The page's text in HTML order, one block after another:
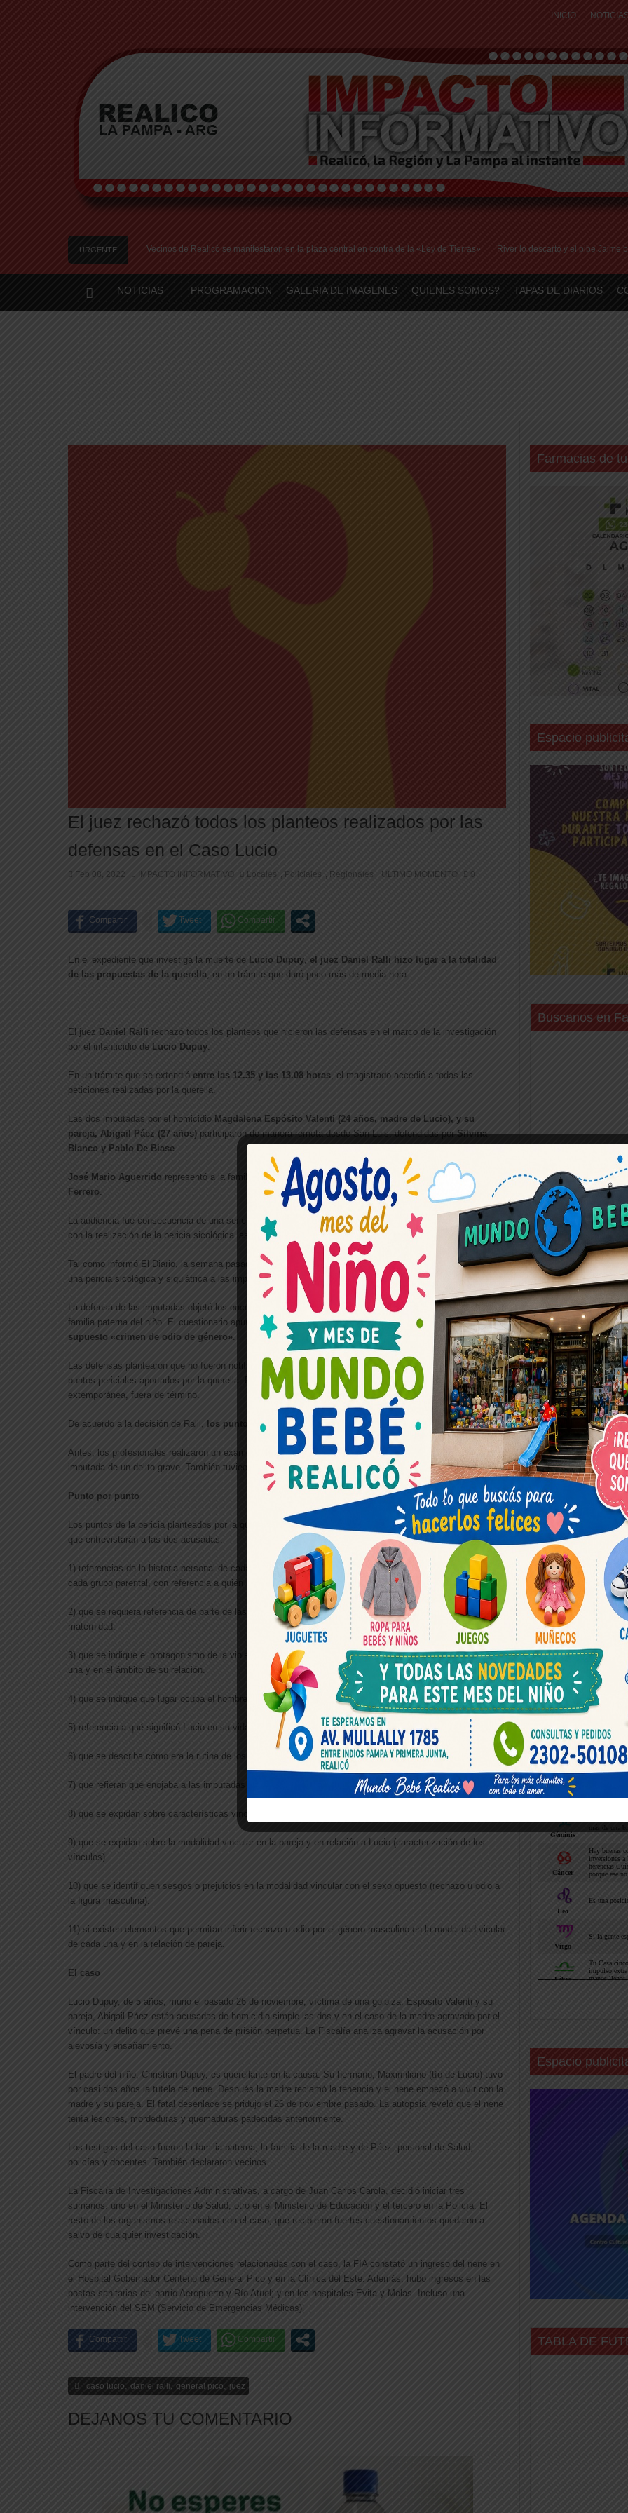
INICIO
URGENTE
en el Relleno Sanitario Vecinos de Realicó se manifestaron en la plaza central en contra de la «Ley de Tierras» River lo descartó y el pibe Jaime brilla
NOTICIAS PROGRAMACIÓN GALERIA DE IMAGENES QUIENES SOMOS? TAPAS DE DIARIOS
El juez rechazó todos los planteos realizados por las
defensas en el Caso Lucio
Feb 08, 2022 IMPACTO INFORMATIVO Locales Policiales Regionales ULTIMO MOMENTO 0
En el expediente que investiga la muerte de Lucio Dupuy el juez Daniel Ralli hizo lugar a la totalidad
de las propuestas de la querella , en un trámite que duró poco más de media hora.
El juez Daniel Ralli rechazó todos los planteos que hicieron las defensas en el marco de la investigación
por el infanticidio de Lucio Dupuy
En un trámite que se extendió entre las 12.35 y las 13.08 horas , el magistrado accedió a todas las
peticiones realizadas por la querella.
Las dos imputadas por el homicidio Magdalena Espósito Valenti (24 años, madre de Lucio), y su
pareja, Abigail Páez (27 años) participaron de manera remota desde San Luis, defendidas porSilvina
Blanco y Pablo De Biase
José Mario Aguerrido representó a la familia paterna. También estuvo presente la fiscalaVerónica
Ferrero
La audiencia fue consecuencia de una serie de disputas y controversias entre las partes que se generaron
con la realización de la pericia sicológica las acusadas.
Tal como informó El Diario, la semana pasada un equipo de cuatro forenses de la justicia provincial realizó
una pericia sicológica y siquiátrica a las imputadas Espósito Valenti y Abigail Páez.
La defensa de las imputadas objetó los once puntos de pericia que presentó el abogado querellante de la
familia paterna del niño. El cuestionario apuntaba a intentar comprobarla hipótesis de la querella de un
supuesto «crimen de odio de género»
Las defensas plantearon que no fueron notificadas en su momento y no tuvieron oportunidad de objetar los
puntos periciales aportados por la querella. Por su parte, Aguerrido planteó que esa impugnación es
extemporánea, fuera de término.
De acuerdo a la decisión de Ralli, los puntos de pericia propuestos por la querella quedan en pie.
Antes, los profesionales realizaron un examen mental obligatorio, que se hace de rigor, a toda personas
imputada de un delito grave. También tuvieorn que responder algunas preguntas que planteó la fiscalía.
Punto por punto
Los puntos de la pericia planteados por la querella son los interrogantes a responder por los profesionales
que entrevistarán a las dos acusadas:
1) referencias de la historia personal de cada una de las imputadas y la presencia de violencia familiar en
cada grupo parental, con referencia a quién era la persona portadora de la autoridad en cada caso.
2) que se requiera referencia de parte de las imputadas en cuanto a sensaciones de odio o rechazo a la
maternidad.
3) que se indique el protagonismo de la violencia como modo de vinculación en la historia personal de cada
una y en el ámbito de su relación.
4) que se indique que lugar ocupa el hombre o la figura masculina en la vida de ambas imputadas.
5) referencia a qué significó Lucio en su vida y en la relación de la pareja.
6) que se describa cómo era la rutina de los tres en la casa que compartían (ambas imputadas y el niño).
7) que refieran qué enojaba a las imputadas del comportamiento del niño.
8) que se expidan sobre características vinculares de cada una de las imputadas.
9) que se expidan sobre la modalidad vincular en la pareja y en relación a Lucio (caracterización de los
vínculos)
10) que se identifiquen sesgos o prejuicios en la modalidad vincular con el sexo opuesto (rechazo u odio a
la figura masculina).
11) si existen elementos que permitan inferir rechazo u odio por el género masculino en la modalidad vicular
de cada una y en la relación de pareja.
El caso
Lucio Dupuy, de 5 años, murió el pasado 26 de noviembre, víctima de una golpiza. Espósito Valenti y su
pareja, Abigail Páez están acusadas de homicidio simple las dos y en el caso de la madre agravado por el
vínculo: un delito que prevé una pena de prisión perpetua. La Fiscalía analiza agravar la acusación por
alevosía y ensañamiento.
El padre del niño, Christian Dupuy, es querellante en la causa. Su hermano, Maximiliano (tío de Lucio) tuvo
por casi dos años la tutela del nene. Después la madre reclamó la tenencia y el nene empezó a vivir con la
madre y su pareja. El fatal desenlace se pridujo el 26 de noviembre pasado. La autopsia reveló que el nene
tenía lesiones, mordeduras y quemaduras padecidas anteriormente.
Los testigos del caso fueron la familia paterna, la familia de la madre y de Páez, personal de Salud,
policías y docentes. También declararon vecinos.
La Fiscalía de Investigaciones Administrativas, a cargo de Juan Carlos Carola, decidió iniciar tres
sumarios: uno en el Ministerio de Salud, otro en el Ministerio de Educación y el tercero en la Policía. El
resto de los organismos relacionados con el caso, que recibieron fuertes cuestionamientos quedaron a
salvo de cualquier investigación.
Como parte del conteo de intervenciones relacionadas con el caso, la FIA constató un ingreso del nene en
el Hospital Gobernador Centeno de General Pico y en la Clínica del Este. Además, hubo ingresos en las
postas sanitarias del barrio Aeropuerto y Río Atuel; y en los hospitales Evita y Molas. Incluso una
intervención del SEM (Servicio de Emergencias Médicas).
caso lucio daniel ralli general pico juez
DEJANOS TU COMENTARIO
Farmacias de
Espacio
Buscanos en
Espacio
Horoscopo hoy
Espacio
TABLA DE